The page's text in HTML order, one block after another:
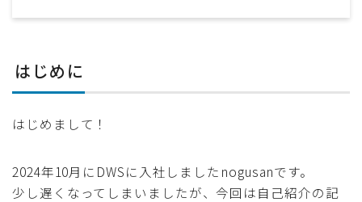
はじめに
はじめまして！
2024年10月にDWSに入社しましたnogusanです。
少し遅くなってしまいましたが、今回は自己紹介の記